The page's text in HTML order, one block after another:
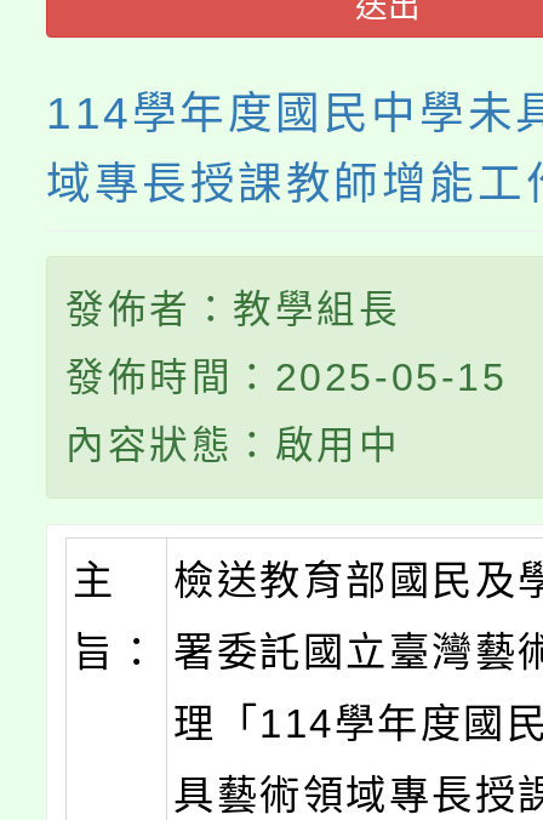
114學年度國民中學未
域專長授課教師增能工
發佈者：教學組長
發佈時間：2025-05-15
內容狀態：啟用中
主
旨：
檢送教育部國民及
署委託國立臺灣藝
理「114學年度國
具藝術領域專長授